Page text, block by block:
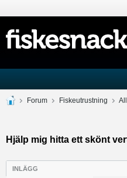
Forum Fiskeutrustning
Hjälp mig hitta ett skönt
INLÄGG